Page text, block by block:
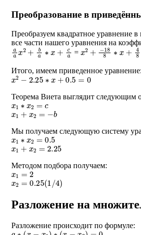
Преобразование в
Преобразуем квадратное уравнение
все части нашего уравнения на
aax2+ba∗x+ca = x2+−188∗x+48
Итого, имеем приведенное уравнение:
x2−2.25∗x+0.5=0
Теорема Виета выглядит следующим
x1∗x2= c
x1 + x2 =− b
Мы получаем следующую систему
x1∗x2=0.5
x1 + x2 =2.25
Методом подбора получаем:
x1=2
x2 =0.25 (1/ )
Разложение на
Разложение происходит по формуле:
a ∗(x−x1)∗ (x−x2)=0